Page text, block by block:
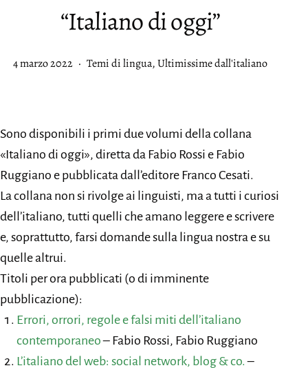
“Italiano di oggi”
Pubblicato
4 marzo 2022 Categorie:
Temi di lingua,Ultimissime dall'italiano
Sono disponibili i primi due volumi della collana
«Italiano di oggi», diretta da Fabio Rossi e Fabio
Ruggiano e pubblicata dall’editore Franco Cesati.
La collana non si rivolge ai linguisti, ma a tutti i curiosi
dell’italiano, tutti quelli che amano leggere e scrivere
e, soprattutto, farsi domande sulla lingua nostra e su
quelle altrui.
Titoli per ora pubblicati (o di imminente
pubblicazione):
Errori, orrori, regole e falsi miti dell’italiano
contemporaneo– Fabio Rossi, Fabio Ruggiano
L’italiano del web: social network, blog & co. –